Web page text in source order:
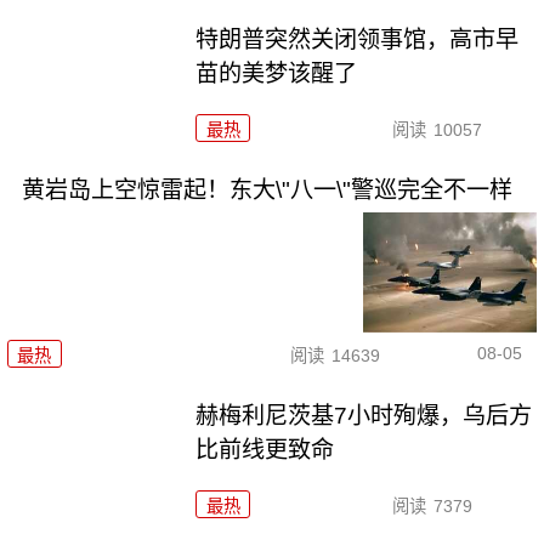
特朗普突然关闭领事馆，高市早
苗的美梦该醒了
最热 阅读 10057
黄岩岛上空惊雷起！东大\"八一\"警巡完全不一样
最热 阅读 14639 08-05
赫梅利尼茨基7小时殉爆，乌后方
比前线更致命
最热 阅读 7379